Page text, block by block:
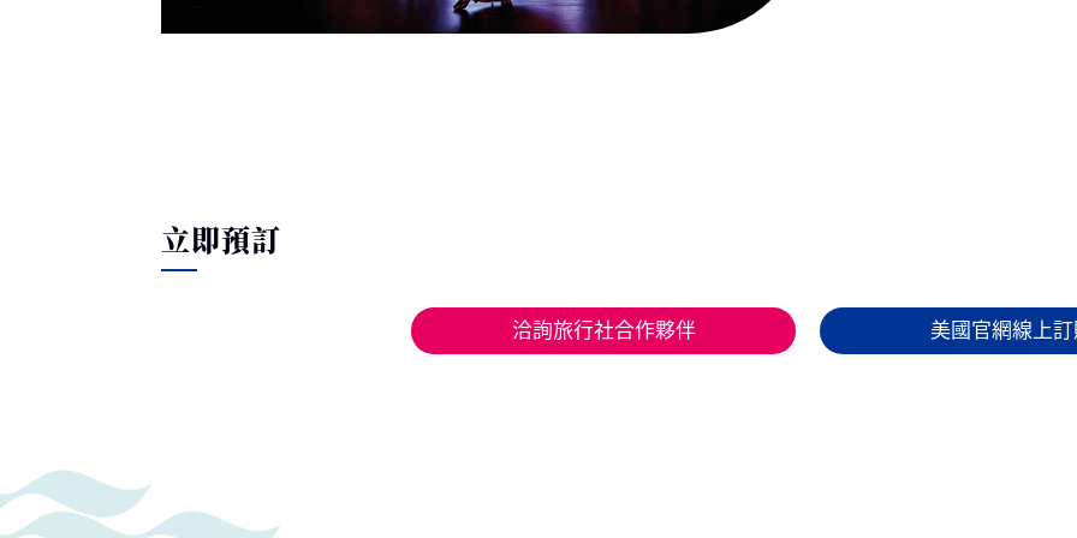
立即預訂
洽詢旅行社合作夥伴 美國官網線上